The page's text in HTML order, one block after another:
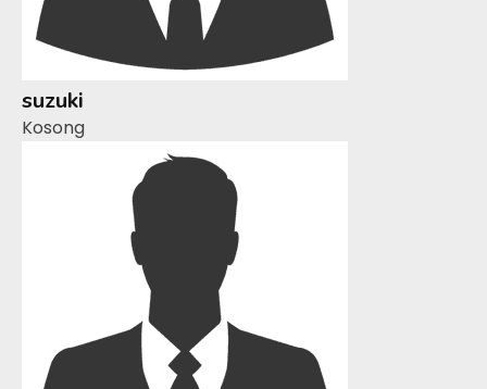
suzuki
Kosong